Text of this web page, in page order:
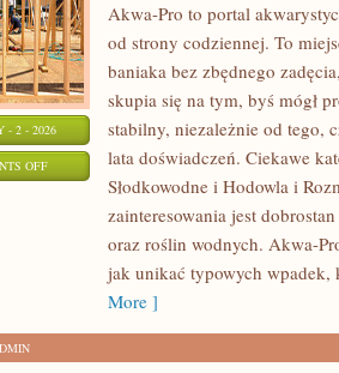
- 2 - 2026
OFFON
AKWARIOWA
Akwa-Pro to portal
od strony codziennej. To
baniaka bez zbędnego
skupia się na tym, byś mógł
stabilny, niezależnie od tego,
lata doświadczeń. Ciekawe
Słodkowodne i Hodowla i
zainteresowania jest
oraz roślin wodnych. Akwa-
jak unikać typowych wpadek,
More ]